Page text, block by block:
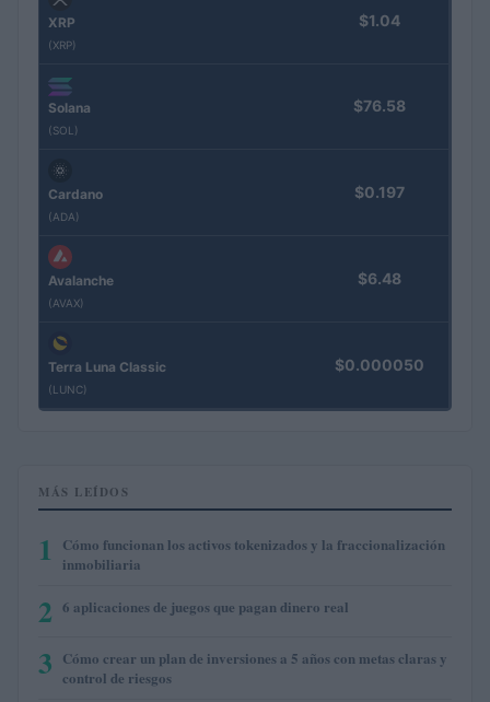
XRP
(XRP)
$1.04
Solana
(SOL)
$76.58
Cardano
(ADA)
$0.197
Avalanche
(AVAX)
$6.48
Terra Luna Classic
(LUNC)
$0.000050
MÁS LEÍDOS
1
Cómo funcionan los activos tokenizados y la fraccionalización
inmobiliaria
2 6 aplicaciones de juegos que pagan dinero real
3 Cómo crear un plan de inversiones a 5 años con metas claras y
control de riesgos